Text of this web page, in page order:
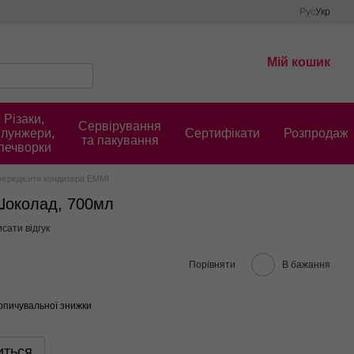
РусУкр
Мій кошик
Різаки,
Сервірування
та пакування
Cертифікати Розпродаж
кондитера EMMI
700мл
відгук
Порівняти В бажання
знижки